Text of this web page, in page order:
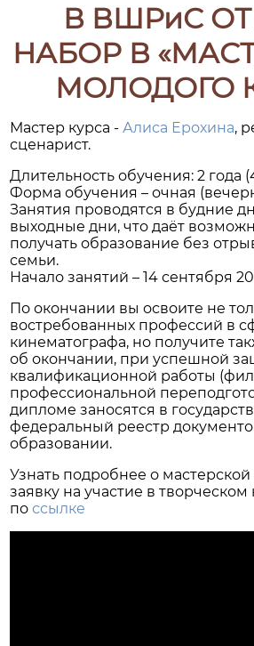
В ВШРиС
НАБОР В
МОЛОДОГО
Мастер курса -Алиса Ерохина,
сценарист.
Длительность обучения: 2 года
Форма обучения – очная
Занятия проводятся в будние
выходные дни, что даёт
получать образование без
семьи.
Начало занятий – 14 сентября
По окончании вы освоите не
востребованных профессий в
кинематографа, но получите
об окончании, при успешной
квалификационной работы
профессиональной
дипломе заносятся в
федеральный реестр
образовании.
Узнать подробнее о мастерской
заявку на участие в
поссылке